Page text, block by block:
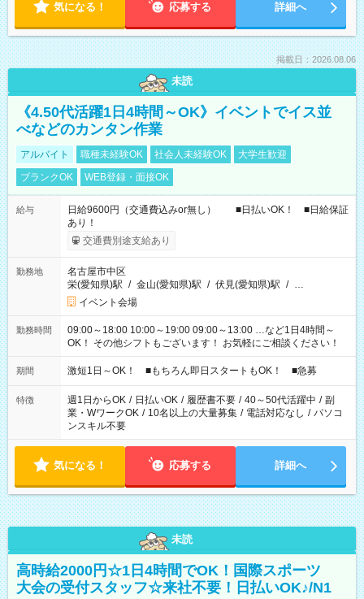
気になる！ 応募する 詳細へ
掲載日：2026.08.06
未読
《4.50代活躍1日4時間～OK》イベントでイス並
べなどのカンタン作業
アルバイト 職種未経験OK 社会人未経験OK
大学生歓迎
ブランクOK
WEB登録・面接OK
給与
日給9600円（交通費込みor無し） ■日払いOK！ ■日給保証
あり！
交通費別途支給あり
勤務地
名古屋市中区
栄(愛知県)駅 / 金山(愛知県)駅 / 伏見(愛知県)駅 / …
イベント会場
勤務時間
09:00～18:00 10:00～19:00 09:00～13:00 …など1日4時間～
OK！ その他シフトもございます！ お気軽にご相談ください！
期間 激短1日～OK！ ■もちろん即日スタートもOK！ ■急募
特徴 週1日からOK / 日払いOK / 履歴書不要 / 40～50代活躍中 / 副
業・WワークOK / 10名以上の大量募集 / 電話対応なし / パソコ
ンスキル不要
気になる！ 応募する 詳細へ
未読
高時給2000円☆1日4時間でOK！国際スポーツ
大会の受付スタッフ☆来社不要！日払いOK♪/N1